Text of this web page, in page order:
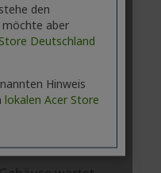
den
möchte aber
Deutschland
Hinweis
lokalen Acer Store